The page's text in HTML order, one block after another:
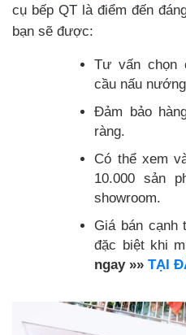
cụ bếp QT là điểm đến
bạn sẽ được:
Tư vấn chọn
cầu nấu
Đảm bảo
ràng.
Có thể xem
10.000 sản
showroom.
Giá bán cạnh
đặc biệt khi
ngay »»TẠI